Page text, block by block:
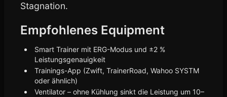
Stagnation.
Empfohlenes Equipment
Smart Trainer mit ERG-Modus und ±2 %
Leistungsgenauigkeit
Trainings-App (Zwift, TrainerRoad, Wahoo SYSTM
oder ähnlich)
Ventilator – ohne Kühlung sinkt die Leistung um 10–